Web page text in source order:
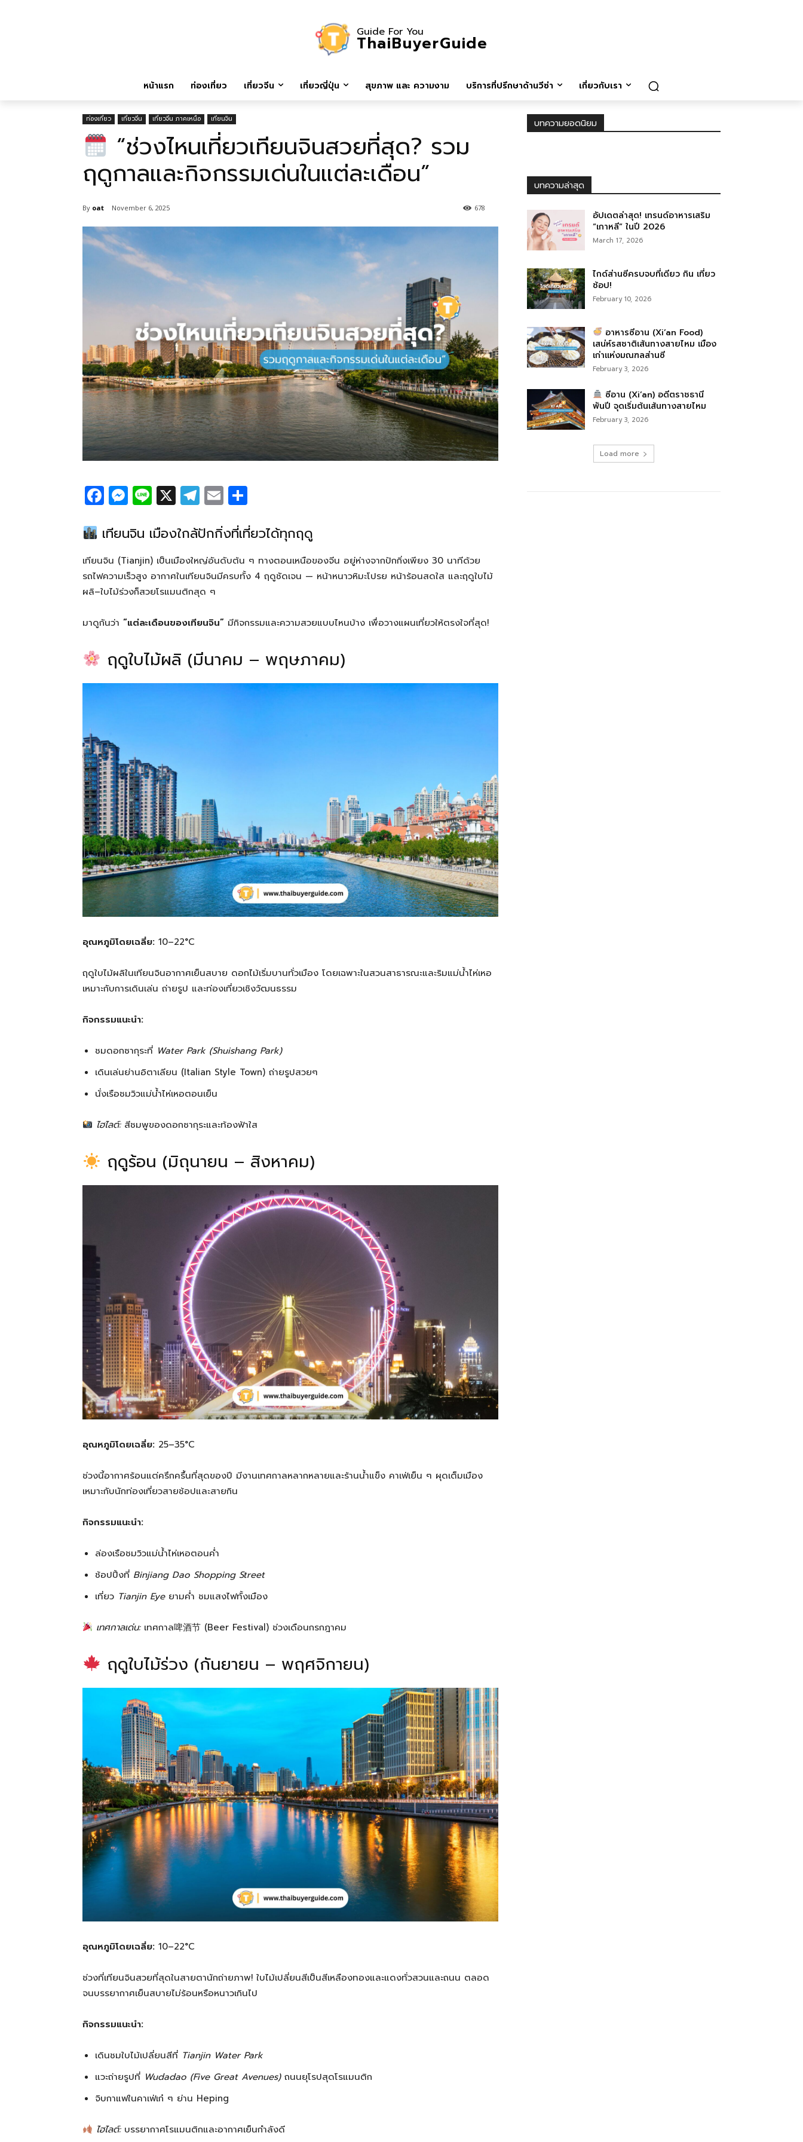
Guide For You
ThaiBuyerGuide
หน้าแรก ท่องเที่ยว เที่ยวจีน เที่ยวญี่ปุ่น สุขภาพ และ ความงาม บริการที่ปรึกษาด้านวีซ่า เกี่ยวกับเรา
ท่องเที่ยว เที่ยวจีน เที่ยวจีน ภาคเหนือ เทียนจิน
“ช่วงไหนเที่ยวเทียนจินสวยที่สุด? รวม
ฤดูกาลและกิจกรรมเด่นในแต่ละเดือน”
By oat November 6, 2025 678
F
a
c
e
b
o
k
M
e
ss
e
n
g
Li
n
e
X T
el
e
g
ra
m
E
m
ailar
e
เทียนจิน เมืองใกล้ปักกิ่งที่เที่ยวได้ทุกฤดู
เทียนจิน (Tianjin) เป็นเมืองใหญ่อันดับต้น ๆ ทางตอนเหนือของจีน อยู่ห่างจากปักกิ่งเพียง 30 นาทีด้วย
รถไฟความเร็วสูง อากาศในเทียนจินมีครบทั้ง 4 ฤดูชัดเจน — หน้าหนาวหิมะโปรย หน้าร้อนสดใส และฤดูใบไม้
ผลิ–ใบไม้ร่วงก็สวยโรแมนติกสุด ๆ
มาดูกันว่า “แต่ละเดือนของเทียนจิน” มีกิจกรรมและความสวยแบบไหนบ้าง เพื่อวางแผนเที่ยวให้ตรงใจที่สุด!
ฤดูใบไม้ผลิ (มีนาคม – พฤษภาคม)
อุณหภูมิโดยเฉลี่ย: 10–22°C
ฤดูใบไม้ผลิในเทียนจินอากาศเย็นสบาย ดอกไม้เริ่มบานทั่วเมือง โดยเฉพาะในสวนสาธารณะและริมแม่น้ำไห่เหอ
เหมาะกับการเดินเล่น ถ่ายรูป และท่องเที่ยวเชิงวัฒนธรรม
กิจกรรมแนะนำ:
ชมดอกซากุระที่ Water Park (Shuishang Park)
เดินเล่นย่านอิตาเลียน (Italian Style Town) ถ่ายรูปสวยๆ
นั่งเรือชมวิวแม่น้ำไห่เหอตอนเย็น
ไฮไลต์:สีชมพูของดอกซากุระและท้องฟ้าใส
ฤดูร้อน (มิถุนายน – สิงหาคม)
อุณหภูมิโดยเฉลี่ย: 25–35°C
ช่วงนี้อากาศร้อนแต่ครึกครื้นที่สุดของปี มีงานเทศกาลหลากหลายและร้านน้ำแข็ง คาเฟ่เย็น ๆ ผุดเต็มเมือง
เหมาะกับนักท่องเที่ยวสายช้อปและสายกิน
กิจกรรมแนะนำ:
ล่องเรือชมวิวแม่น้ำไห่เหอตอนค่ำ
ช้อปปิ้งที่ Binjiang Dao Shopping Street
เที่ยว Tianjin Eyeยามค่ำ ชมแสงไฟทั้งเมือง
เทศกาลเด่น:เทศกาล啤酒节 (Beer Festival) ช่วงเดือนกรกฎาคม
ฤดูใบไม้ร่วง (กันยายน – พฤศจิกายน)
อุณหภูมิโดยเฉลี่ย: 10–22°C
ช่วงที่เทียนจินสวยที่สุดในสายตานักถ่ายภาพ! ใบไม้เปลี่ยนสีเป็นสีเหลืองทองและแดงทั่วสวนและถนน ตลอด
จนบรรยากาศเย็นสบายไม่ร้อนหรือหนาวเกินไป
กิจกรรมแนะนำ:
เดินชมใบไม้เปลี่ยนสีที่ Tianjin Water Park
แวะถ่ายรูปที่ Wudadao (Five Great Avenues)ถนนยุโรปสุดโรแมนติก
จิบกาแฟในคาเฟ่เก๋ ๆ ย่าน Heping
ไฮไลต์:บรรยากาศโรแมนติกและอากาศเย็นกำลังดี
บทความยอดนิยม
บทความล่าสุด
อัปเดตล่าสุด! เทรนด์อาหารเสริม
“เกาหลี” ในปี 2026
March 17, 2026
ไกด์ส่านซีครบจบที่เดียว กิน เที่ยว
ช้อป!
February 10, 2026
อาหารซีอาน (Xi’an Food)
เสน่ห์รสชาติเส้นทางสายไหม เมือง
เก่าแห่งมณฑลส่านซี
February 3, 2026
ซีอาน (Xi’an) อดีตราชธานี
พันปี จุดเริ่มต้นเส้นทางสายไหม
February 3, 2026
Load more